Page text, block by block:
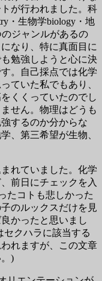
が行われました。科
・生物学biology・地
のジャンルがあるの
なり、特に真面目に
勉強しようと心に決
。自己採点では化学
ていた私でもあり、
くくっていたのでし
せん。物理はどうも
するのか分からな
、第三希望が生物、
れていました。化学
前日にチェックを入
たコトも悲しかった
のルックスだけを見
かったと思いまし
セクハラに該当する
れますが、この文章
)